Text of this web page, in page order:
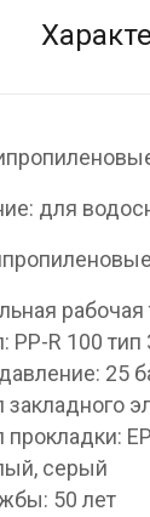
для
рабочая
PP-R 100 тип
25
закладного
прокладки:
серый
50 лет